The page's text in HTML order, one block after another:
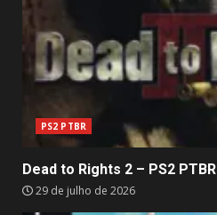
PS2 PTBR
Dead to Rights 2 – PS2 PTBR
29 de julho de 2026